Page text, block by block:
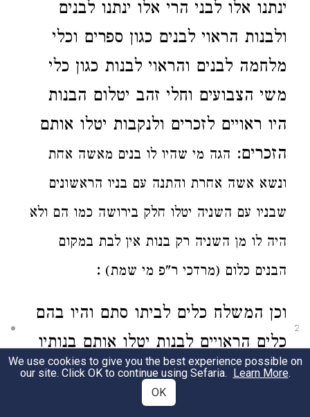
ינתנו אלו לבני הרי אלו ינתנו לבנים
ולבנות הראוי לבנים כגון ספרים וכלי
מלחמה לבנים והראוי לבנות כגון כלי
משי הצבועים וחלי זהב יטלום הבנות
היו ראויים לזכרים ולנקבות יטלו אותם
הזכרים: הגה מי שהיו לו בנים מאשה אחת
ונשא אשה אחרת והתנה עם בניו הראשונים
שבניו עם השניה יטלו חלק בירושה כמו הם ולא
היה לו מן השניה רק בנות אין לבת במקום
הבנים כלום (מרדכי ר"פ מי שמת) :
2
וכן המשלח כלים לביתו סתם והיו בהם
כלים הראויים לבנותיטלו אותםבנותיו
אומדן דעת הוא שלהן שלח ואם אין לו
בנות או שהיו בנותיו נשואות
We use cookies to give you the best experience possible on
our site. Click OK to continue using Sefaria. Learn More.
OK